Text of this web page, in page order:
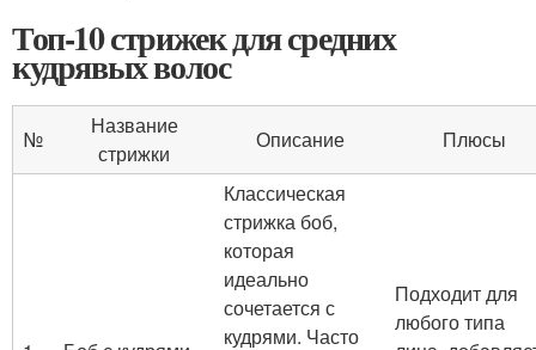
Топ-10 стрижек для средних
кудрявых волос
№
Название
стрижки
Описание Плюсы
Классическая
стрижка боб,
которая
идеально
сочетается с
кудрями. Часто
Подходит для
любого типа